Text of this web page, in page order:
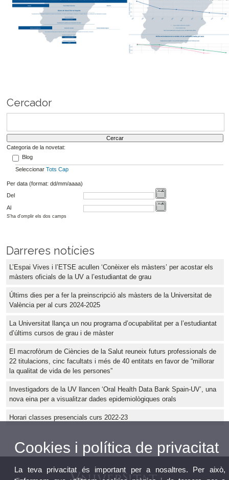
Cercador
Categoria de la novetat:
Blog
Seleccionar Tots Cap
Per data (format: dd/mm/aaaa)
Del
Al
S'ha d'omplir els dos camps
Darreres notícies
L’Espai Vives i l’ETSE acullen ‘Conèixer els màsters’ per acostar els
màsters oficials de la UV a l’estudiantat de grau
Últims dies per a fer la preinscripció als màsters de la Universitat de
València per al curs 2024-2025
La Universitat llança un nou programa d’ocupabilitat per a l’estudiantat
d’últims cursos de grau i de màster
El macrofòrum de Ciències de la Salut reuneix futurs professionals de
22 titulacions, cinc facultats i més de 40 entitats en favor de “millorar
la qualitat de vida de les persones”
Investigadors de la UV llancen ‘Oral Health Data Bank Spain-UV’, una
nova eina per a visualitzar dades epidemiològiques orals
Horari classes presencials curs 2022-23
Cookies i política de privacitat
La teva privacitat és important per a nosaltres. Per això,